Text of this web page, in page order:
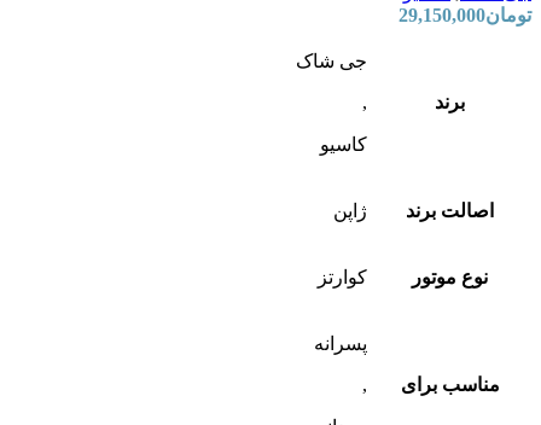
تومان29,150,000
برند
جی شاک
,
کاسیو
اصالت برند ژاپن
نوع موتور کوارتز
مناسب برای
پسرانه
,